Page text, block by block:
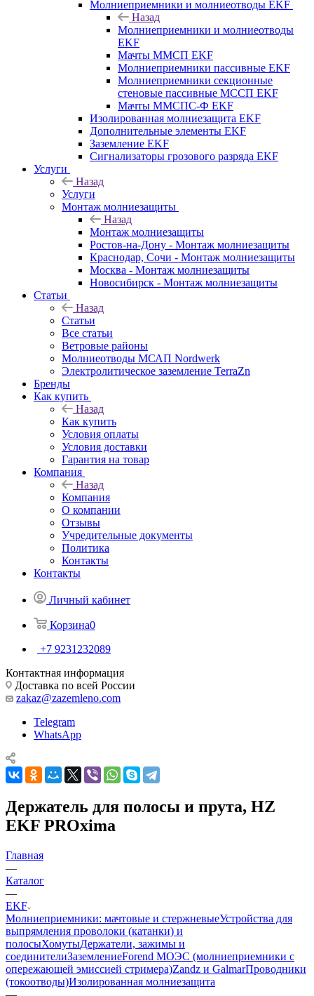
Молниеприемники и молниеотводы EKF
Назад
Молниеприемники и молниеотводы
EKF
Мачты ММСП EKF
Молниеприемники пассивные EKF
Молниеприемники секционные
стеновые пассивные МССП EKF
Мачты ММСПС-Ф EKF
Изолированная молниезащита EKF
Дополнительные элементы EKF
Заземление EKF
Сигнализаторы грозового разряда EKF
Услуги
Назад
Услуги
Монтаж молниезащиты
Назад
Монтаж молниезащиты
Ростов-на-Дону - Монтаж молниезащиты
Краснодар, Сочи - Монтаж молниезащиты
Москва - Монтаж молниезащиты
Новосибирск - Монтаж молниезащиты
Статьи
Назад
Статьи
Все статьи
Ветровые районы
Молниеотводы МСАП Nordwerk
Электролитическое заземление TerraZn
Бренды
Как купить
Назад
Как купить
Условия оплаты
Условия доставки
Гарантия на товар
Компания
Назад
Компания
О компании
Отзывы
Учредительные документы
Политика
Контакты
Контакты
Личный кабинет
Корзина0
+7 9231232089
Контактная информация
Доставка по всей России
zakaz@zazemleno.com
Telegram
WhatsApp
Держатель для полосы и прута, HZ
EKF PROxima
Главная
—
Каталог
—
EKF
Молниеприемники: мачтовые и стержневыеУстройства для
выпрямления проволоки (катанки) и
полосыХомутыДержатели, зажимы и
соединителиЗаземлениеForend МОЭС (молниеприемники с
опережающей эмиссией стримера)Zandz и GalmarПроводники
(токоотводы)Изолированная молниезащита